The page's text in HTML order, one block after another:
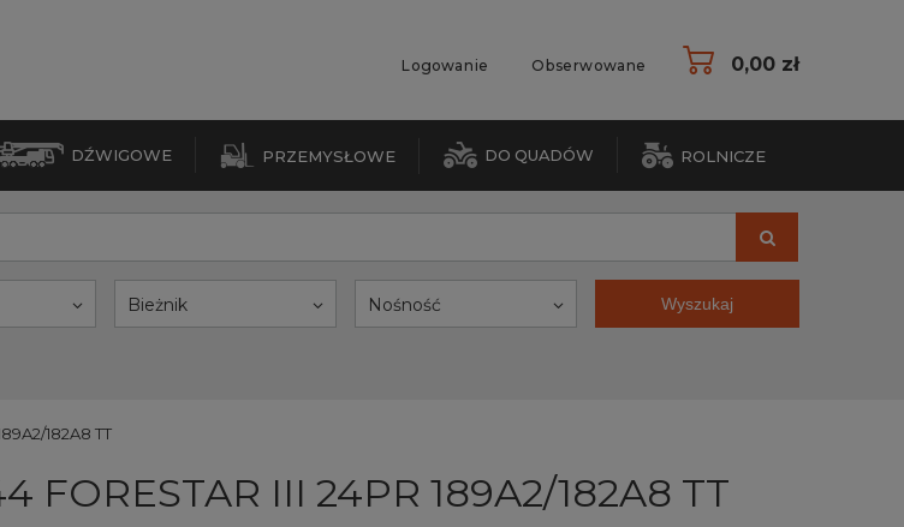
Logowanie Obserwowane 0,00 zł
DŹWIGOWE PRZEMYSŁOWE DO QUADÓW ROLNICZE
Bieżnik Nośność Wyszukaj
182A8 TT
III 24PR 189A2/182A8 TT